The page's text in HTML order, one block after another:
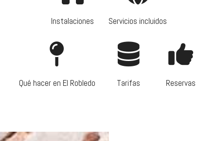
Instalaciones Servicios incluidos
Qué hacer en El Robledo Tarifas Reservas